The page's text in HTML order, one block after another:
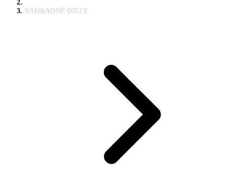
NÁHRADNÉ DIELY